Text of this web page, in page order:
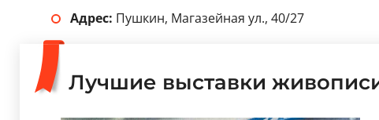
Адрес: Пушкин, Магазейная ул., 40/27
Лучшие выставки